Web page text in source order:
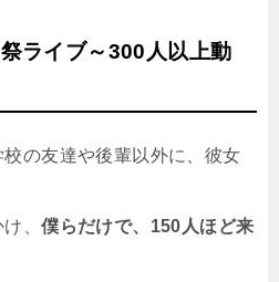
ライブ～300人以上動
の友達や後輩以外に、彼女
け、僕らだけで、150人ほど来